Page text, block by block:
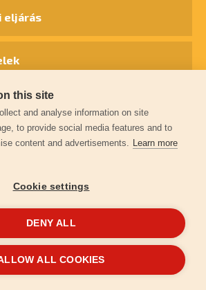
- Minden jog fenntartva
eljárás
védelme
LétrehoztaFEO
this site
and analyse information on site
to provide social media features and to
content and advertisements. Learn more
Cookie settings
DENY ALL
ALL COOKIES